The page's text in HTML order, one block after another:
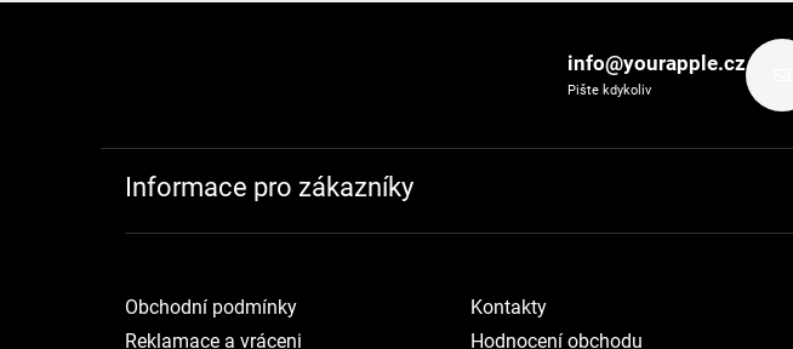
info@yourapple.cz
Pište kdykoliv
Informace pro zákazníky
Obchodní podmínky
Reklamace a vráceni
Kontakty
Hodnocení obchodu